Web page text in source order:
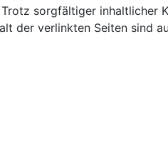
sorgfältiger inhaltlicher
der verlinkten Seiten sind